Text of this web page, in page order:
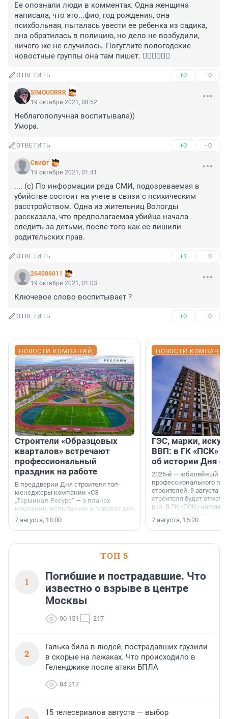
Ее опознали люди в комментах. Одна женщина
написала, что это...фио, год рождения, она
психбольная, пыталась увести ее ребенка из садика,
она обратилась в полицию, но дело не возбудили,
ничего же не случилось. Погуглите вологодские
новостные группы она там пишет. 🤦‍♀️🤦‍♀️🤦‍♀️
ОТВЕТИТЬ +0 –0
SIMQUORRR
19 октября 2021, 08:52
Неблагополучная воспитывала))
Умора.
ОТВЕТИТЬ +0 –0
Cвифт
19 октября 2021, 01:41
.... (с) По информации ряда СМИ, подозреваемая в
убийстве состоит на учете в связи с психическим
расстройством. Одна из жительниц Вологды
рассказала, что предполагаемая убийца начала
следить за детьми, после того как ее лишили
родительских прав.
ОТВЕТИТЬ +1 –0
264086011
19 октября 2021, 01:03
Ключевое слово воспитывает ?
ОТВЕТИТЬ +0 –0
НОВОСТИ КОМПАНИЙ
Строители «Образцовых
кварталов» встречают
профессиональный
праздник на работе
В преддверии Дня строителя топ-
менеджеры компании «СЗ
„Терминал-Ресурс“ — о планах
компании, испытаниях и поводах для
осторожного оптимизма.
7 августа, 18:00
НОВОСТИ
ГЭС, марки,
ВВП: в ГК «ПСК»
об истории Дня
2026-й — юбилейный
профессионального
строителей. 9 августа
строителя будет
раз. В ГК «ПСК»
поменялась роль
7 августа, 16:20
ТОП 5
1
Погибшие и пострадавшие. Что
известно о взрыве в центре
Москвы
90 151 217
2
Галька била в людей, пострадавших грузили
в скорые на лежаках. Что происходило в
Геленджике после атаки БПЛА
84 217
15 телесериалов августа — выбор